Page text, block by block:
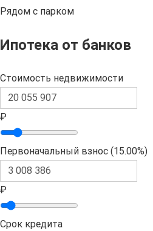
Рядом с парком
Ипотека от банков
Стоимость недвижимости
₽
Первоначальный взнос (15.00%)
₽
Срок кредита